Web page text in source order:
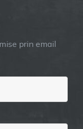
prin email